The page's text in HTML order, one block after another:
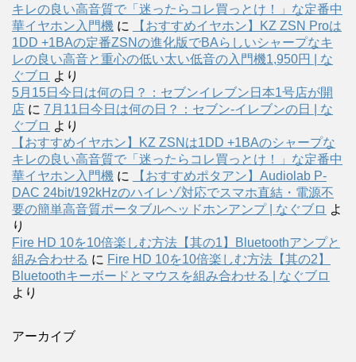
キレの良い高音質で「迷ったらコレ買っとけ！」な定番中
華イヤホン入門機 に
【おすすめイヤホン】KZ ZSN Proは
1DD +1BAの定番ZSNの進化版でBAらしいシャープなキ
レの良い高音と重心の低い太い低音の入門機1,950円 | な
ぐブロ より
5月15日今日は何の日？：セブンイレブン日本1号店が開
店 に 7月11日今日は何の日？：セブン-イレブンの日 | な
ぐブロ より
【おすすめイヤホン】KZ ZSNは1DD +1BAのシャープな
キレの良い高音質で「迷ったらコレ買っとけ！」な定番中
華イヤホン入門機 に
【おすすめポタアン】Audiolab P-
DAC 24bit/192kHzのハイレゾ対応でスマホ直結・電源不
要の簡単高音質ポータブルヘッドホンアンプ | なぐブロ よ
り
Fire HD 10を10倍楽しむ方法【其の1】Bluetoothアンプと
組み合わせる に Fire HD 10を10倍楽しむ方法【其の2】
Bluetoothキーボードとマウスを組み合わせる | なぐブロ
より
アーカイブ